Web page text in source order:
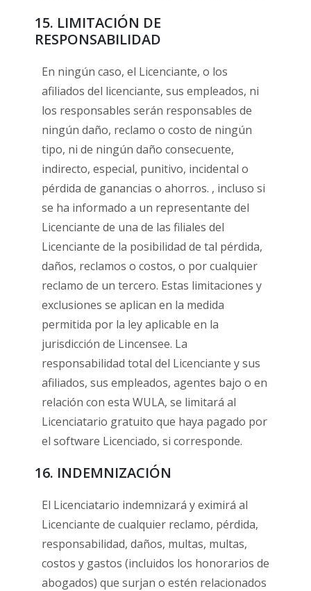
15. LIMITACIÓN DE
RESPONSABILIDAD
En ningún caso, el Licenciante, o los
afiliados del licenciante, sus empleados, ni
los responsables serán responsables de
ningún daño, reclamo o costo de ningún
tipo, ni de ningún daño consecuente,
indirecto, especial, punitivo, incidental o
pérdida de ganancias o ahorros. , incluso si
se ha informado a un representante del
Licenciante de una de las filiales del
Licenciante de la posibilidad de tal pérdida,
daños, reclamos o costos, o por cualquier
reclamo de un tercero. Estas limitaciones y
exclusiones se aplican en la medida
permitida por la ley aplicable en la
jurisdicción de Lincensee. La
responsabilidad total del Licenciante y sus
afiliados, sus empleados, agentes bajo o en
relación con esta WULA, se limitará al
Licenciatario gratuito que haya pagado por
el software Licenciado, si corresponde.
16. INDEMNIZACIÓN
El Licenciatario indemnizará y eximirá al
Licenciante de cualquier reclamo, pérdida,
responsabilidad, daños, multas, multas,
costos y gastos (incluidos los honorarios de
abogados) que surjan o estén relacionados